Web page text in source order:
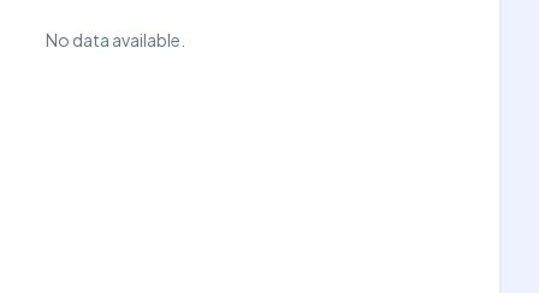
No data available.